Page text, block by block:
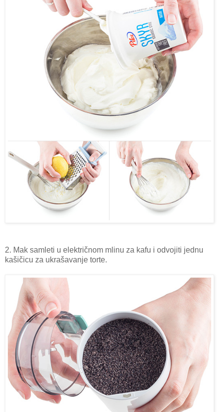
2. Mak samleti u električnom mlinu za kafu i odvojiti jednu
kašičicu za ukrašavanje torte.